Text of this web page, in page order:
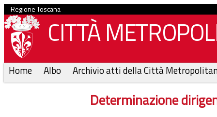
Regione Toscana
CITTÀ
Home Albo Archivio atti della Città
Determinazione